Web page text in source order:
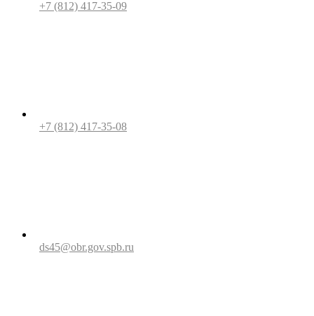
+7 (812) 417-35-09
+7 (812) 417-35-08
ds45@obr.gov.spb.ru